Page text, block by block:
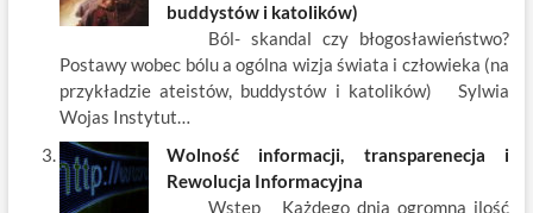
buddystów i katolików)
Ból- skandal czy błogosławieństwo?
Postawy wobec bólu a ogólna wizja świata i człowieka (na
przykładzie ateistów, buddystów i katolików) Sylwia
Wojas Instytut…
Wolność informacji, transparenecja i
Rewolucja Informacyjna
Wstęp Każdego dnia ogromna ilość